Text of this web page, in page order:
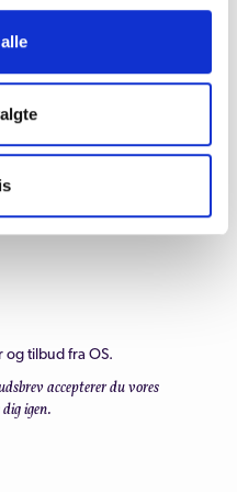
tilbud fra OS.
accepterer du vores
igen.